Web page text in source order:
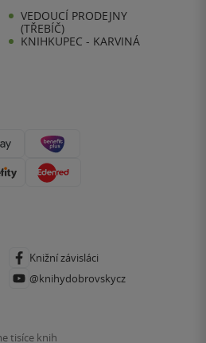
VEDOUCÍ PRODEJNY
(TŘEBÍČ)
KNIHKUPEC - KARVINÁ
Knižní závisláci
@knihydobrovskycz
tisíce knih